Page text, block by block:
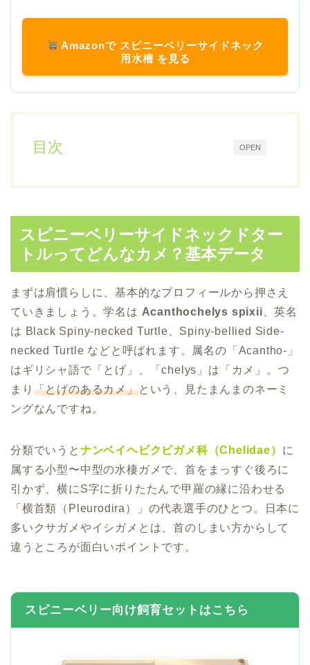
Amazonで スピニーベリーサイドネック
用水槽 を見る
OPEN
目次
スピニーベリーサイドネックドター
トルってどんなカメ？基本データ
まずは肩慣らしに、基本的なプロフィールから押さえ
ていきましょう。学名は Acanthochelys spixii 、英名
は Black Spiny-necked Turtle、Spiny-bellied Side-
necked Turtle などと呼ばれます。属名の「Acantho-」
はギリシャ語で「とげ」、「chelys」は「カメ」。つ
まり 「とげのあるカメ」という、見たまんまのネーミ
ングなんですね。
分類でいうと ナンベイヘビクビガメ科（Chelidae） に
属する小型〜中型の水棲ガメで、首をまっすぐ後ろに
引かず、横にS字に折りたたんで甲羅の縁に沿わせる
「横首類（Pleurodira）」の代表選手のひとつ。日本に
多いクサガメやイシガメとは、首のしまい方からして
違うところが面白いポイントです。
スピニーベリー向け飼育セットはこちら